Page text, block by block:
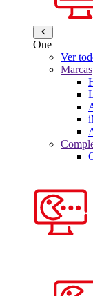
One
Ver
Marcas